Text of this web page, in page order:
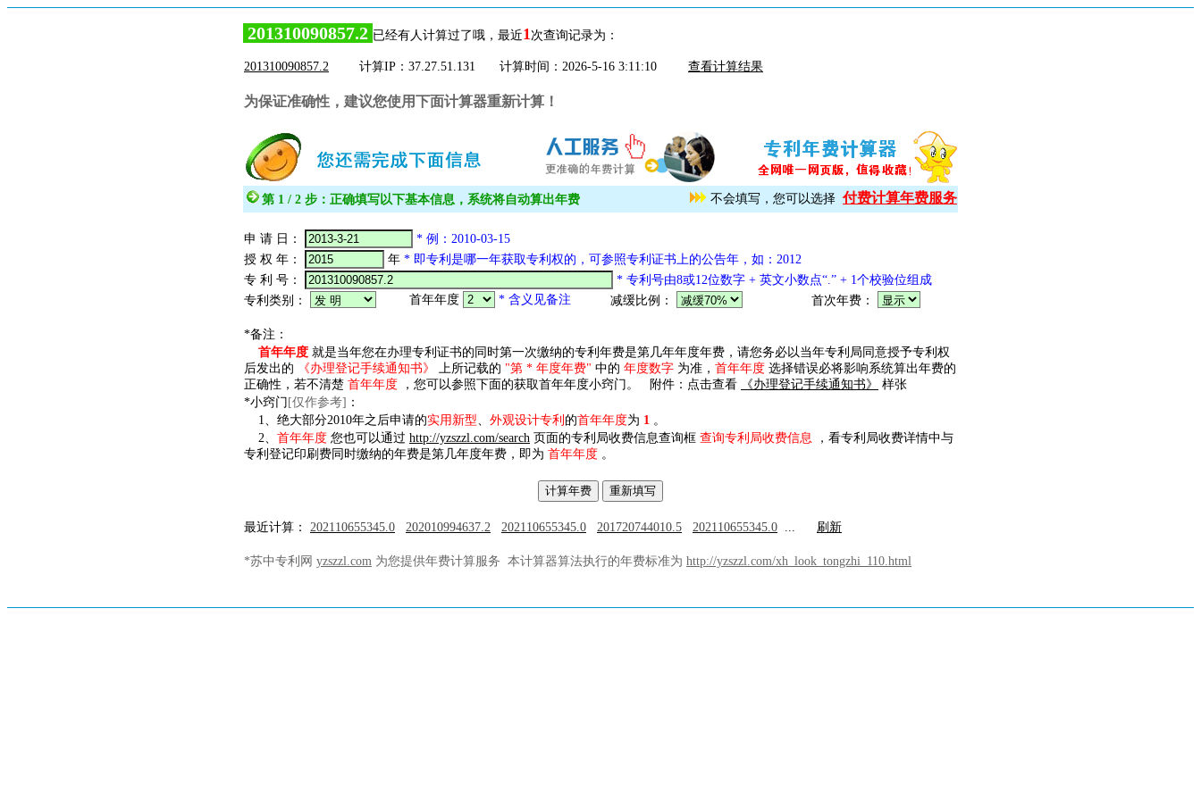
201310090857.2 已经有人计算过了哦，最近1次查询记录为：
201310090857.2 计算IP：37.27.51.131 计算时间：2026-5-16 3:11:10 查看计算结果
为保证准确性，建议您使用下面计算器重新计算！
第 1 / 2 步：正确填写以下基本信息，系统将自动算出年费 不会填写，您可以选择 付费计算年费服务
申 请 日：
* 例：2010-03-15
授 权 年：
年 * 即专利是哪一年获取专利权的，可参照专利证书上的公告年，如：2012
专 利 号：
* 专利号由8或12位数字 + 英文小数点“.” + 1个校验位组成
专利类别：
首年年度 * 含义见备注 减缓比例： 首次年费：
*备注：
首年年度 就是当年您在办理专利证书的同时第一次缴纳的专利年费是第几年年度年费，请您务必以当年专利局同意授予专利权
后发出的
《办理登记手续通知书》 上所记载的 "第 * 年度年费" 中的 年度数字 为准， 首年年度 选择错误必将影响系统算出年费的
正确性，若不清楚 首年年度 ，您可以参照下面的获取首年年度小窍门。 附件：点击查看 《办理登记手续通知书》
样张
*小窍门 [仅作参考] ：
1、绝大部分2010年之后申请的实用新型、 外观设计专利 的首年年度为 1 。
2、 首年年度 您也可以通过 http://yzszzl.com/search 页面的专利局收费信息查询框 查询专利局收费信息 ，看专利局收费详情中与
专利登记印刷费同时缴纳的年费是第几年度年费，即为 首年年度 。
最近计算： 202110655345.0 202010994637.2 202110655345.0 201720744010.5 202110655345.0 ... 刷新
*苏中专利网 yzszzl.com 为您提供年费计算服务 本计算器算法执行的年费标准为 http://yzszzl.com/xh_look_tongzhi_110.html